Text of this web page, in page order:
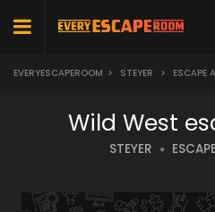
EVERYESCAPEROOM > STEYER > ESCAPE
Wild West
STEYER